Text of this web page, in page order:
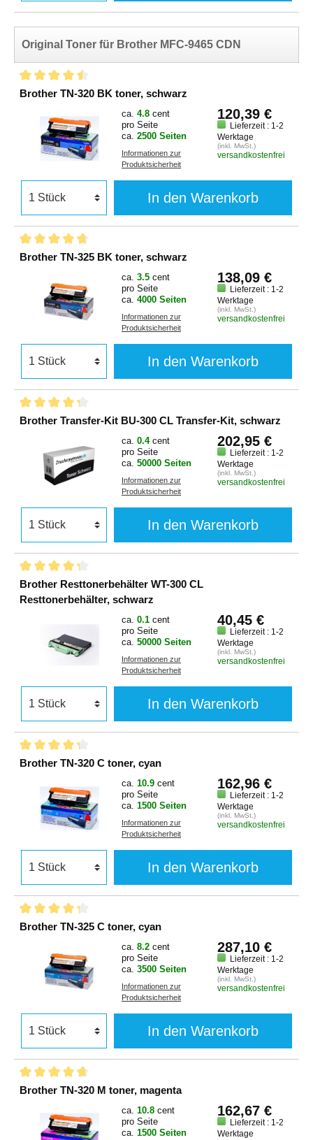
Original Toner für Brother MFC-9465 CDN
Brother TN-320 BK toner, schwarz
ca. 4.8 cent
pro Seite
ca. 2500 Seiten
Informationen zur
Produktsicherheit
120,39 €
Lieferzeit : 1-2
Werktage
(inkl. MwSt.)
versandkostenfrei
In den Warenkorb
Brother TN-325 BK toner, schwarz
ca. 3.5 cent
pro Seite
ca. 4000 Seiten
Informationen zur
Produktsicherheit
138,09 €
Lieferzeit : 1-2
Werktage
(inkl. MwSt.)
versandkostenfrei
In den Warenkorb
Brother Transfer-Kit BU-300 CL Transfer-Kit, schwarz
ca. 0.4 cent
pro Seite
ca. 50000 Seiten
Informationen zur
Produktsicherheit
202,95 €
Lieferzeit : 1-2
Werktage
(inkl. MwSt.)
versandkostenfrei
In den Warenkorb
Brother Resttonerbehälter WT-300 CL
Resttonerbehälter, schwarz
ca. 0.1 cent
pro Seite
ca. 50000 Seiten
Informationen zur
Produktsicherheit
40,45 €
Lieferzeit : 1-2
Werktage
(inkl. MwSt.)
versandkostenfrei
In den Warenkorb
Brother TN-320 C toner, cyan
ca. 10.9 cent
pro Seite
ca. 1500 Seiten
Informationen zur
Produktsicherheit
162,96 €
Lieferzeit : 1-2
Werktage
(inkl. MwSt.)
versandkostenfrei
In den Warenkorb
Brother TN-325 C toner, cyan
ca. 8.2 cent
pro Seite
ca. 3500 Seiten
Informationen zur
Produktsicherheit
287,10 €
Lieferzeit : 1-2
Werktage
(inkl. MwSt.)
versandkostenfrei
In den Warenkorb
Brother TN-320 M toner, magenta
ca. 10.8 cent
pro Seite
ca. 1500 Seiten
162,67 €
Lieferzeit : 1-2
Werktage